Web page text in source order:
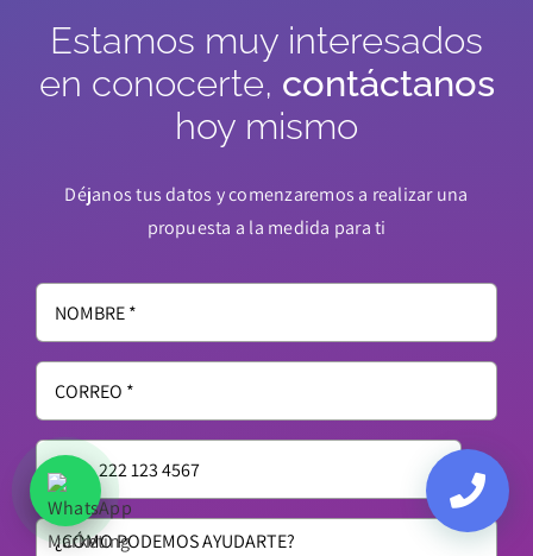
Estamos muy interesados
en conocerte, contáctanos
hoy mismo
Déjanos tus datos y comenzaremos a realizar una
propuesta a la medida para ti